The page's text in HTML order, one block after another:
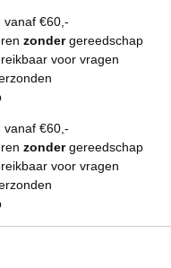
vanaf €60,-
zondergereedschap
voor vragen
vanaf €60,-
zondergereedschap
voor vragen